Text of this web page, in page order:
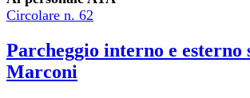
Circolare n. 62
Parcheggio interno e esterno
Marconi